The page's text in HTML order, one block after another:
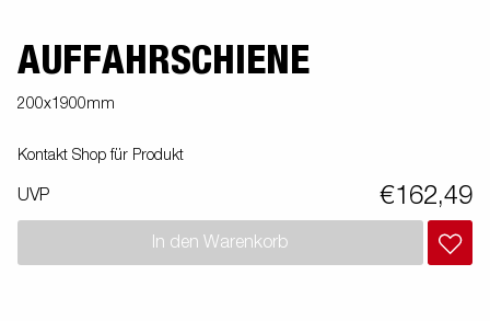
AUFFAHRSCHIENE
200x1900mm
Kontakt Shop für Produkt
UVP €162,49
In den Warenkorb